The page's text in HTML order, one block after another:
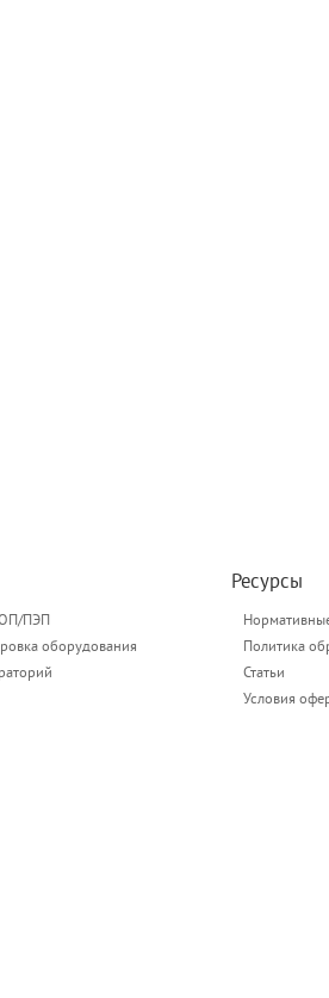
ПЭП
оборудования
Ресурсы
Политика
Статьи
Условия